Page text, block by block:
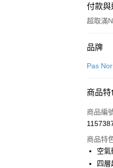
付款與
超取滿
付款方
信用卡
Apple
Google
品牌
Pas
商品特
商品編
商品特
空氣
四